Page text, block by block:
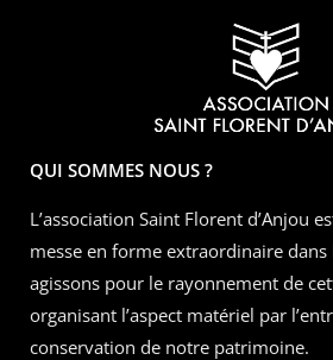
QUI SOMMES NOUS ?
L’association Saint Florent d’Anjou
messe en forme extraordinaire
agissons pour le rayonnement de
organisant l’aspect matériel par
conservation de notre patrimoine.